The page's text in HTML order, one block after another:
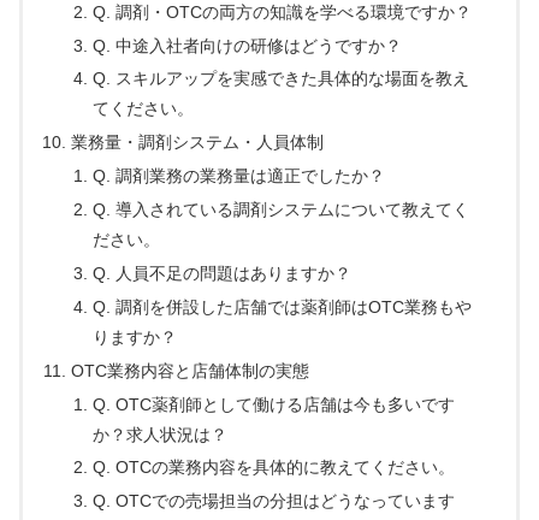
Q. 調剤・OTCの両方の知識を学べる環境ですか？
Q. 中途入社者向けの研修はどうですか？
Q. スキルアップを実感できた具体的な場面を教え
てください。
業務量・調剤システム・人員体制
Q. 調剤業務の業務量は適正でしたか？
Q. 導入されている調剤システムについて教えてく
ださい。
Q. 人員不足の問題はありますか？
Q. 調剤を併設した店舗では薬剤師はOTC業務もや
りますか？
OTC業務内容と店舗体制の実態
Q. OTC薬剤師として働ける店舗は今も多いです
か？求人状況は？
Q. OTCの業務内容を具体的に教えてください。
Q. OTCでの売場担当の分担はどうなっています